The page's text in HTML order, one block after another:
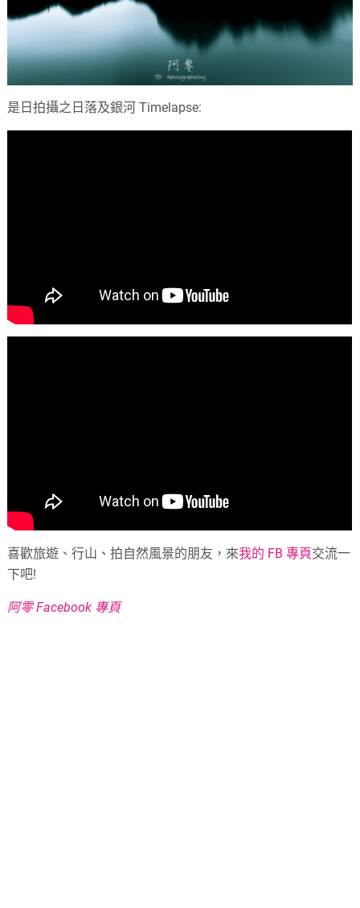
是日拍攝之日落及銀河 Timelapse:
喜歡旅遊、行山、拍自然風景的朋友，來我的 FB 專頁交流一
下吧!
阿零 Facebook 專頁